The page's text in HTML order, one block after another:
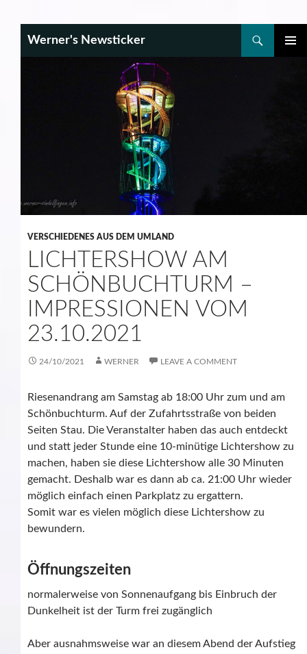
Werner's Newsticker
VERSCHIEDENES AUS DEM UMLAND
LICHTERSHOW AM
SCHÖNBUCHTURM –
IMPRESSIONEN VOM
23.10.2021
24/10/2021 WERNER LEAVE A COMMENT
Riesenandrang am Samstag ab 18:00 Uhr zum und am
Schönbuchturm. Auf der Zufahrtsstraße von beiden
Seiten Stau. Die Veranstalter haben das auch entdeckt
und statt jeder Stunde eine 10-minütige Lichtershow zu
machen, haben sie diese Lichtershow alle 30 Minuten
gemacht. Deshalb war es dann ab ca. 21:00 Uhr wieder
möglich einfach einen Parkplatz zu ergattern.
Somit war es vielen möglich diese Lichtershow zu
bewundern.
Öffnungszeiten
normalerweise von Sonnenaufgang bis Einbruch der
Dunkelheit ist der Turm frei zugänglich
Aber ausnahmsweise war an diesem Abend der Aufstieg